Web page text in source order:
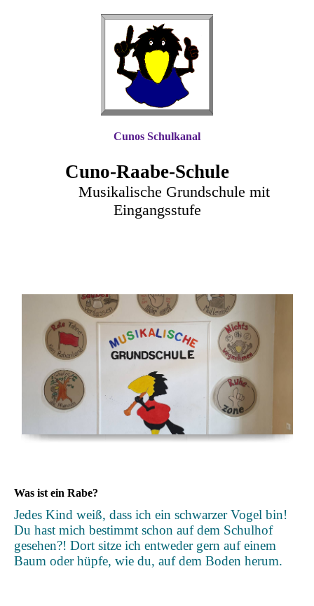
Cuno-Raabe-Schule
Musikalische Grundschule mit
Eingangsstufe
Cunos Schulkanal
Was ist ein Rabe?
Jedes Kind weiß, dass ich ein schwarzer Vogel bin!
Du hast mich bestimmt schon auf dem Schulhof
gesehen?! Dort sitze ich entweder gern auf einem
Baum oder hüpfe, wie du, auf dem Boden herum.